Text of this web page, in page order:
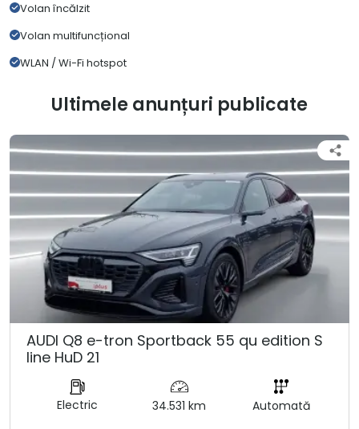
Volan încălzit
Volan multifuncțional
WLAN / Wi-Fi hotspot
Ultimele anunțuri publicate
AUDI Q8 e-tron Sportback 55 qu edition S
line HuD 21
Electric 34.531 km Automată